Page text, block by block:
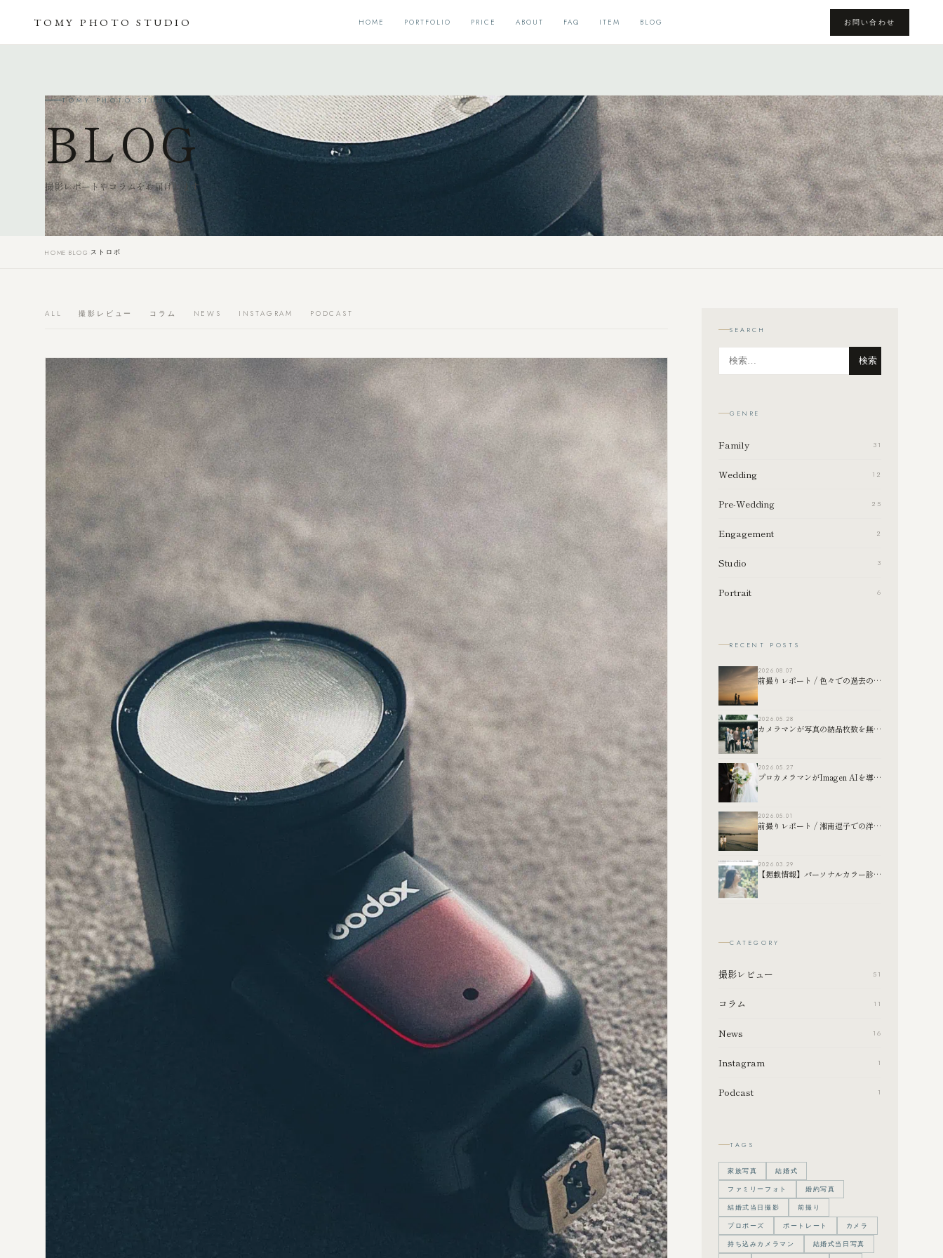
TOMY PHOTO STUDIO HOME PORTFOLIO PRICE ABOUT FAQ ITEM BLOG お問い合わせ
TOMY PHOTO STUDIO
BLOG
撮影レポートやコラムをお届けします
HOME ›BLOG ストロボ
ALL 撮影レビュー コラム NEWS INSTAGRAM PODCAST
SEARCH
検索
GENRE
Family 31
Wedding 12
Pre-Wedding 25
Engagement 2
Studio 3
Portrait 6
RECENT POSTS
2026.08.07
前撮りレポート / 色々での過去の前撮り写真たち
2026.05.28
カメラマンが写真の納品枚数を無制限にしている理由
2026.05.27
プロカメラマンがImagen AIを導入して変わったこと｜RAW現像の効率化について
2026.05.01
前撮りレポート / 湘南逗子での洋装前撮り撮影
2026.03.29
【掲載情報】パーソナルカラー診断おすすめナビ様
CATEGORY
撮影レビュー 51
コラム 11
News 16
Instagram 1
Podcast 1
TAGS
家族写真
結婚式
ファミリーフォト
婚約写真
結婚式当日撮影
前撮り
プロポーズ
ポートレート
カメラ
持ち込みカメラマン
結婚式当日写真